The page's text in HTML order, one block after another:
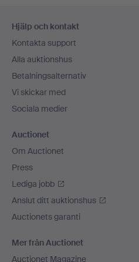
Hjälp och kontakt
Kontakta support
Alla auktionshus
Betalningsalternativ
Vi skickar med
Sociala medier
Auctionet
Om Auctionet
Press
Lediga jobb
Anslut ditt auktionshus
Auctionets garanti
Mer från Auctionet
Auctionet Magazine